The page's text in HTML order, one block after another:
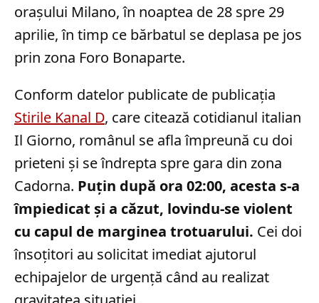
orașului Milano, în noaptea de 28 spre 29
aprilie, în timp ce bărbatul se deplasa pe jos
prin zona Foro Bonaparte.
Conform datelor publicate de publicația
Stirile Kanal D, care citează cotidianul italian
Il Giorno, românul se afla împreună cu doi
prieteni și se îndrepta spre gara din zona
Cadorna. Puțin după ora 02:00, acesta s-a
împiedicat și a căzut, lovindu-se violent
cu capul de marginea trotuarului. Cei doi
însoțitori au solicitat imediat ajutorul
echipajelor de urgență când au realizat